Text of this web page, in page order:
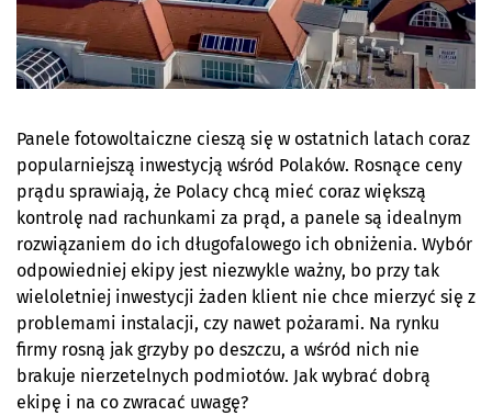
Panele fotowoltaiczne cieszą się w ostatnich latach coraz
popularniejszą inwestycją wśród Polaków. Rosnące ceny
prądu sprawiają, że Polacy chcą mieć coraz większą
kontrolę nad rachunkami za prąd, a panele są idealnym
rozwiązaniem do ich długofalowego ich obniżenia. Wybór
odpowiedniej ekipy jest niezwykle ważny, bo przy tak
wieloletniej inwestycji żaden klient nie chce mierzyć się z
problemami instalacji, czy nawet pożarami. Na rynku
firmy rosną jak grzyby po deszczu, a wśród nich nie
brakuje nierzetelnych podmiotów. Jak wybrać dobrą
ekipę i na co zwracać uwagę?